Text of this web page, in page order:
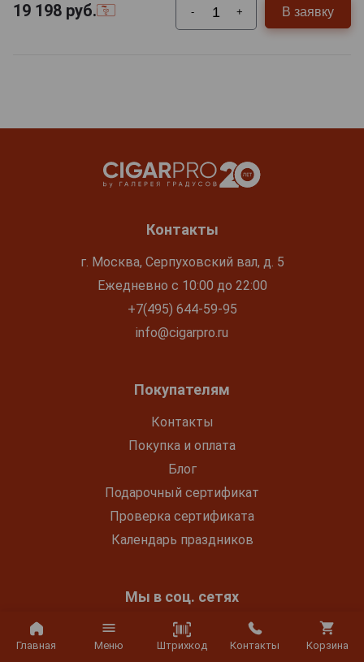
Главная Меню Штрихкод Контакты Корзина
19 198 руб. - + В заявку
Контакты
г. Москва, Серпуховский вал, д. 5
Ежедневно с 10:00 до 22:00
+7(495) 644-59-95
info@cigarpro.ru
Покупателям
Контакты
Покупка и оплата
Блог
Подарочный сертификат
Проверка сертификата
Календарь праздников
Мы в соц. сетях